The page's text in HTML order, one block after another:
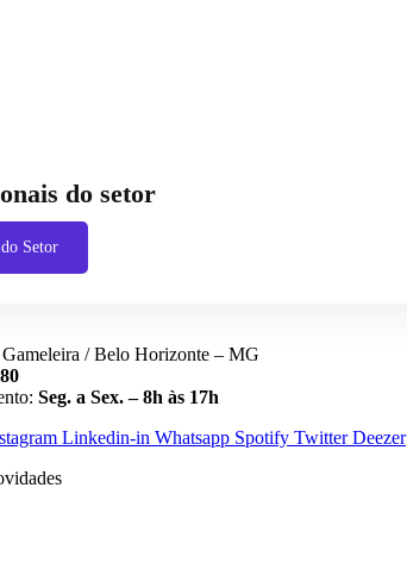
do setor
Setor
/ Belo Horizonte – MG
Seg. a Sex. – 8h às 17h
Linkedin-in Whatsapp Spotify Twitter Deezer